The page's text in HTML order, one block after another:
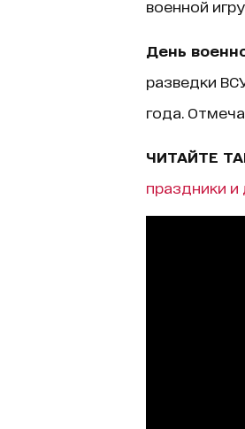
военной
День
разведки
года.
ЧИТАЙТЕ
праздники